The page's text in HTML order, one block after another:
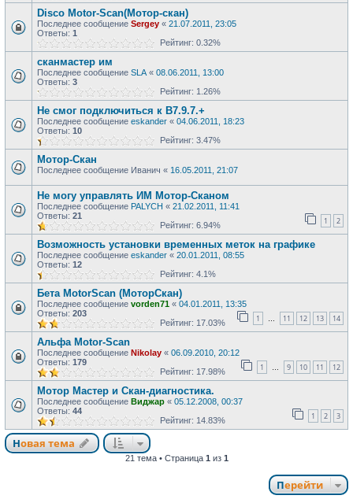
Disco Motor-Scan(Мотор-скан)
Последнее сообщение Sergey « 21.07.2011, 23:05
Ответы: 1
Рейтинг: 0.32%
сканмастер им
Последнее сообщение SLA « 08.06.2011, 13:00
Ответы: 3
Рейтинг: 1.26%
Не смог подключиться к В7.9.7.+
Последнее сообщение eskander « 04.06.2011, 18:23
Ответы: 10
Рейтинг: 3.47%
Мотор-Скан
Последнее сообщение Иванич « 16.05.2011, 21:07
Не могу управлять ИМ Мотор-Сканом
Последнее сообщение PALYCH « 21.02.2011, 11:41
Ответы: 21 1 2
Рейтинг: 6.94%
Возможность установки временных меток на графике
Последнее сообщение eskander « 20.01.2011, 08:55
Ответы: 12
Рейтинг: 4.1%
Бета MotorScan (МоторСкан)
Последнее сообщение vorden71 « 04.01.2011, 13:35
Ответы: 203 1 … 11 12 13 14
Рейтинг: 17.03%
Альфа Motor-Scan
Последнее сообщение Nikolay « 06.09.2010, 20:12
Ответы: 179 1 … 9 10 11 12
Рейтинг: 17.98%
Мотор Мастер и Скан-диагностика.
Последнее сообщение Виджар « 05.12.2008, 00:37
Ответы: 44 1 2 3
Рейтинг: 14.83%
Новая тема
21 тема • Страница 1 из 1
Перейти